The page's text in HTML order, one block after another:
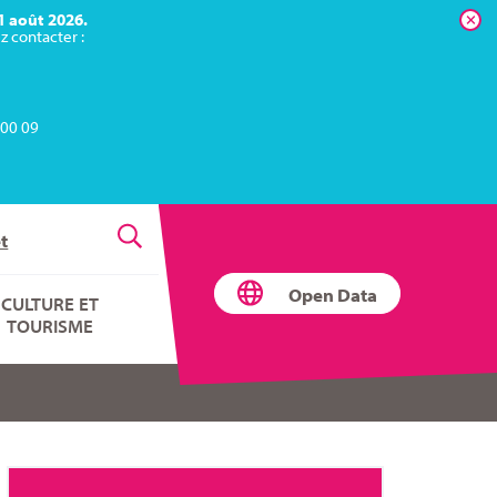
×
août 2026.
contacter :
09
Rechercher
CULTURE ET
TOURISME
Open Data